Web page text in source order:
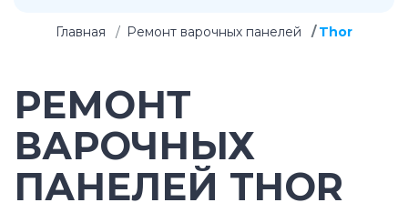
Главная Ремонт варочных панелей Thor
РЕМОНТ
ВАРОЧНЫХ
ПАНЕЛЕЙ THOR